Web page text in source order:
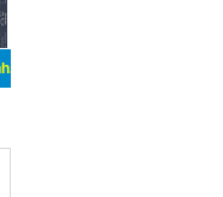
gửi, cho thuê thiết bị hệ